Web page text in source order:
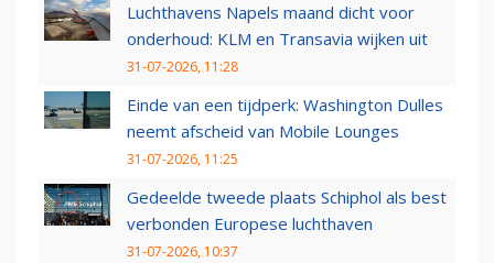
Luchthavens Napels maand dicht voor
onderhoud: KLM en Transavia wijken uit
31-07-2026, 11:28
Einde van een tijdperk: Washington Dulles
neemt afscheid van Mobile Lounges
31-07-2026, 11:25
Gedeelde tweede plaats Schiphol als best
verbonden Europese luchthaven
31-07-2026, 10:37